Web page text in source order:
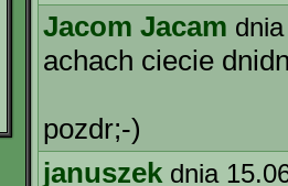
Jacom Jacam
achach ciecie
pozdr;-)
januszek dnia